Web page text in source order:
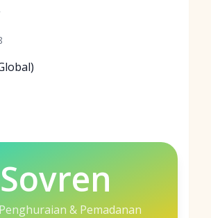
Sovren
& Pemadanan